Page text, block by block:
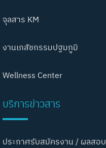
จุลสาร KM
งานเภสัชกรรมปฐมภูมิ
Wellness Center
บริการข่าวสาร
ประกาศรับสมัครงาน / ผลสอบ